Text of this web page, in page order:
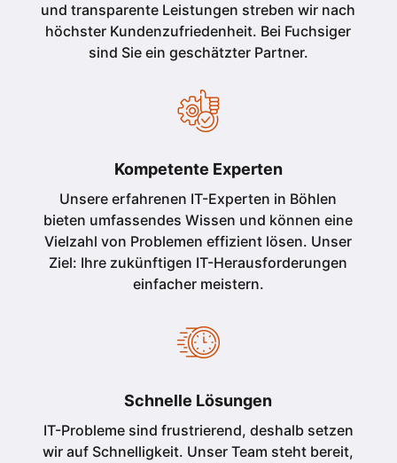
und transparente Leistungen streben wir nach
höchster Kundenzufriedenheit. Bei Fuchsiger
sind Sie ein geschätzter Partner.
Kompetente Experten
Unsere erfahrenen IT-Experten in Böhlen
bieten umfassendes Wissen und können eine
Vielzahl von Problemen effizient lösen. Unser
Ziel: Ihre zukünftigen IT-Herausforderungen
einfacher meistern.
Schnelle Lösungen
IT-Probleme sind frustrierend, deshalb setzen
wir auf Schnelligkeit. Unser Team steht bereit,